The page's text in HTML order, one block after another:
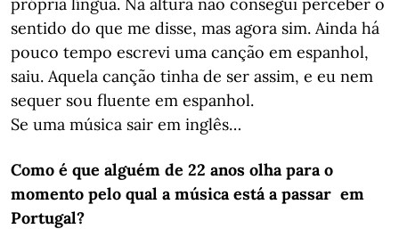
sentido do que me disse, mas agora sim. Ainda há
pouco tempo escrevi uma canção em espanhol,
saiu. Aquela canção tinha de ser assim, e eu nem
sequer sou fluente em espanhol.
Se uma música sair em inglês…
Como é que alguém de 22 anos olha para o
momento pelo qual a música está a passar em
Portugal?